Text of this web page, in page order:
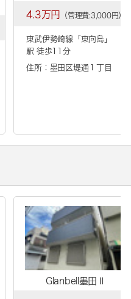
4.3万円 （管理費:3,000円）
東武伊勢崎線「 東向島 」
駅 徒歩11分
住所：墨田区堤通１丁目
Glanbell墨田Ⅱ